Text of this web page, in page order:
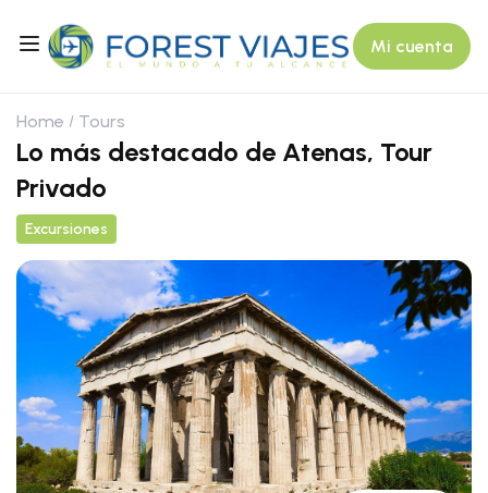
Mi cuenta
Home Tours
Lo más destacado de Atenas, Tour
Privado
Excursiones